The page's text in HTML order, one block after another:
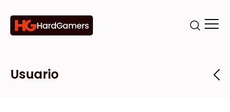
Categorías
Marcas
Tiendas
Usuario